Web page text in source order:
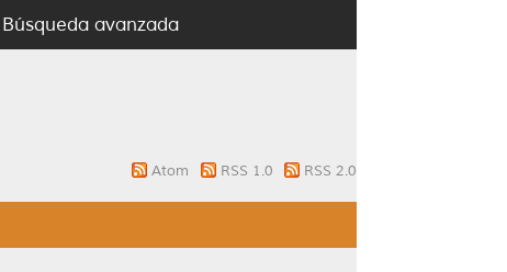
Búsqueda avanzada
Atom RSS 1.0 RSS 2.0